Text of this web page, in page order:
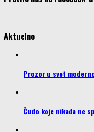
Aktuelno
Prozor u svet
Čudo koje nikada ne